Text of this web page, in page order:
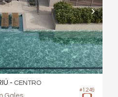
#1.249
- CENTRO